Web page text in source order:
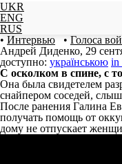
UKR
ENG
RUS
• Интервью • Голоса
Андрей Диденко, 29
доступно: українською in
С оcколком в спине, с
Она была свидетелем
снайпером соседей,
После ранения Галина
получать помощь от
дому не отпускает